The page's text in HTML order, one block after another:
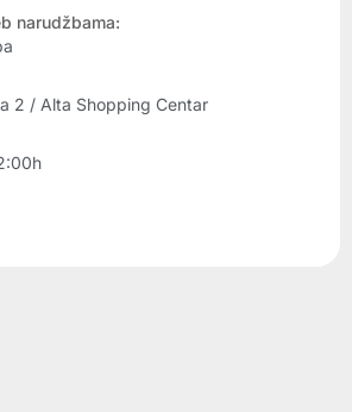
narudžbama:
2 / Alta Shopping Centar